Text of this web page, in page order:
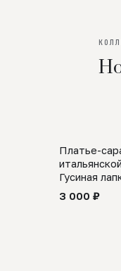
SALE
Платье-
Гусиная
3 000 ₽